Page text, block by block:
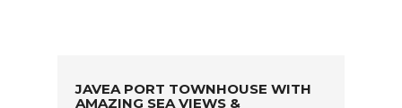
JAVEA PORT TOWNHOUSE WITH
AMAZING SEA VIEWS &